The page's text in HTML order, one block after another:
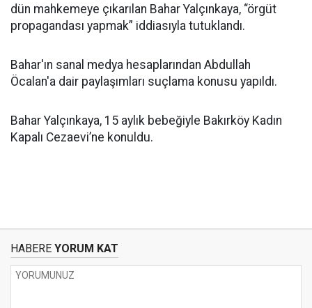
dün mahkemeye çıkarılan Bahar Yalçınkaya, “örgüt
propagandası yapmak” iddiasıyla tutuklandı.
Bahar'ın sanal medya hesaplarından Abdullah
Öcalan'a dair paylaşımları suçlama konusu yapıldı.
Bahar Yalçınkaya, 15 aylık bebeğiyle Bakırköy Kadın
Kapalı Cezaevi’ne konuldu.
HABERE YORUM KAT